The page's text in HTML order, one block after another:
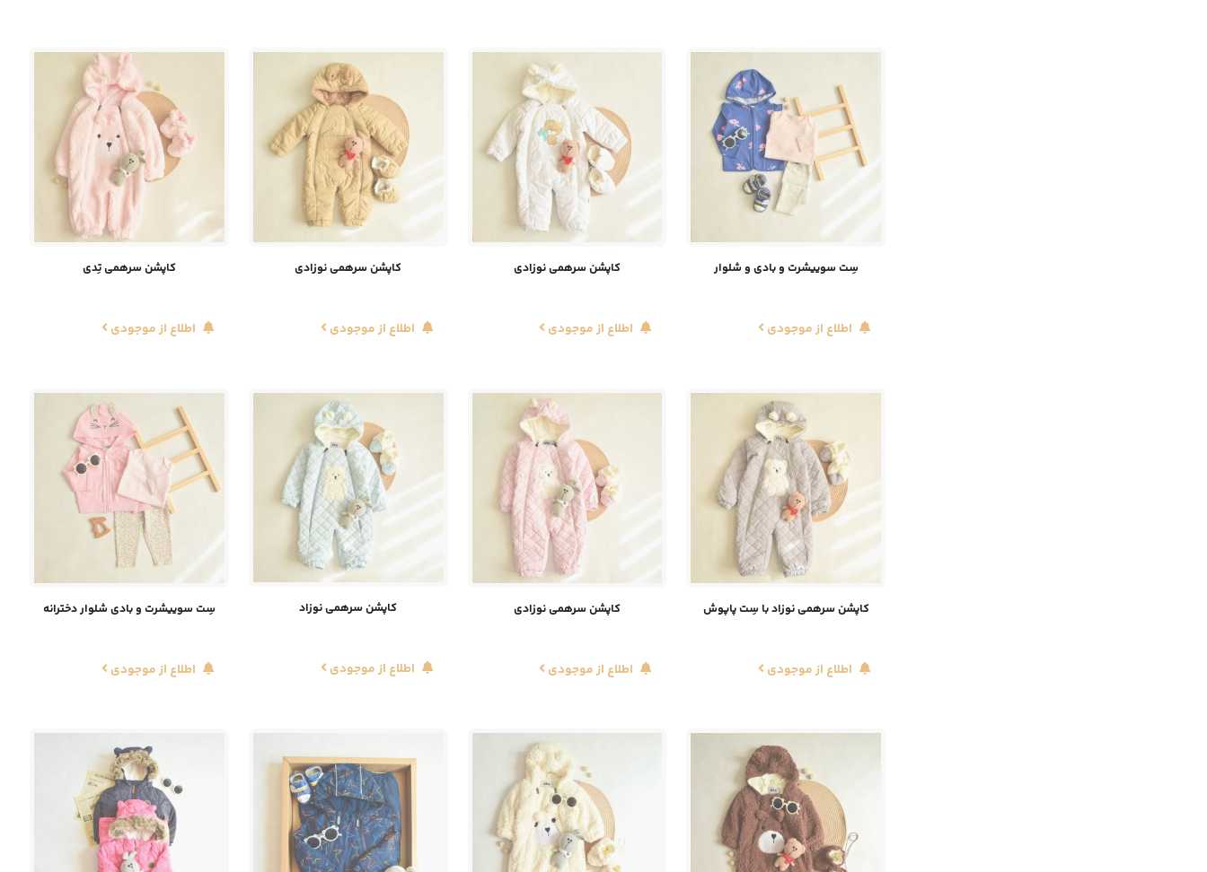
سِت سوییشرت و بادی و شلوار
اطلاع از موجودی
کاپشن سرهمی نوزادی
اطلاع از موجودی
کاپشن سرهمی نوزادی
اطلاع از موجودی
کاپشن سرهمی تِدی
اطلاع از موجودی
کاپشن سرهمی نوزاد با سِت پاپوش
اطلاع از موجودی
کاپشن سرهمی نوزادی
اطلاع از موجودی
کاپشن سرهمی نوزاد
اطلاع از موجودی
سِت سوییشرت و بادی شلوار دخترانه
اطلاع از موجودی